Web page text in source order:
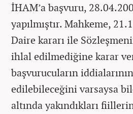
İHAM’a başvuru,
yapılmıştır. Mahkeme,
Daire kararı ile
ihlal edilmediğine karar
başvurucuların
edilebileceğini varsaysa
altında yakındıkları